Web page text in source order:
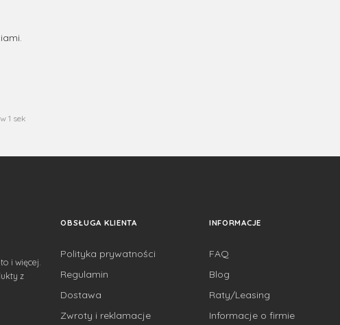
1 sek
i więcej.
z
OBSŁUGA KLIENTA
Polityka prywatności
Regulamin
Dostawa
Zwroty i reklamacje
INFORMACJE
FAQ
Blog
Raty/Leasing
Informacje o firmie